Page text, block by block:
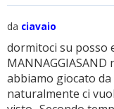
da ciavaio
dormitoci su posso
abbiamo giocato
naturalmente ci